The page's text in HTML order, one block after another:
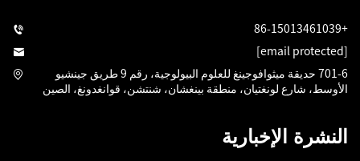
+86-15013461039
[email protected]
701-6 حديقة ميثوافوجينغ للعلوم البيولوجية، رقم 9 طريق جينشيو
الأوسط، شارع لونغتيان، منطقة بينغشان، شنتشن، قوانغدونغ، الصين
النشرة الإخبارية